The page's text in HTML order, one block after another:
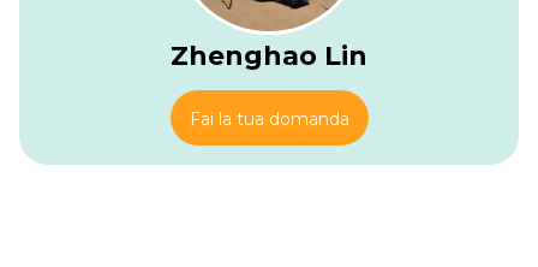
Zhenghao Lin
Fai la tua domanda